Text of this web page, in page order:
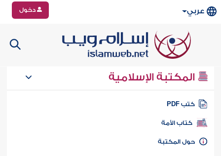
عربي دخول
المكتبة الإسلامية
كتب PDF
كتاب الأمة